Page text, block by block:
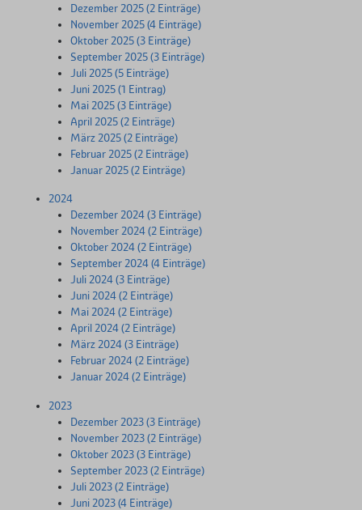
Dezember 2025 (2 Einträge)
November 2025 (4 Einträge)
Oktober 2025 (3 Einträge)
September 2025 (3 Einträge)
Juli 2025 (5 Einträge)
Juni 2025 (1 Eintrag)
Mai 2025 (3 Einträge)
April 2025 (2 Einträge)
März 2025 (2 Einträge)
Februar 2025 (2 Einträge)
Januar 2025 (2 Einträge)
2024
Dezember 2024 (3 Einträge)
November 2024 (2 Einträge)
Oktober 2024 (2 Einträge)
September 2024 (4 Einträge)
Juli 2024 (3 Einträge)
Juni 2024 (2 Einträge)
Mai 2024 (2 Einträge)
April 2024 (2 Einträge)
März 2024 (3 Einträge)
Februar 2024 (2 Einträge)
Januar 2024 (2 Einträge)
2023
Dezember 2023 (3 Einträge)
November 2023 (2 Einträge)
Oktober 2023 (3 Einträge)
September 2023 (2 Einträge)
Juli 2023 (2 Einträge)
Juni 2023 (4 Einträge)